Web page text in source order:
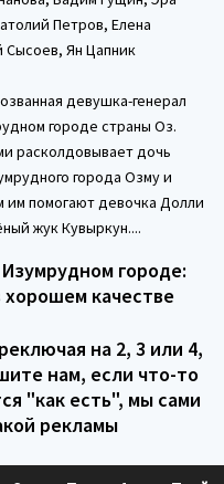
Петров, Елена
Сысоев, Ян Цапник
девушка-генерал
городе страны Оз.
расколдовывает дочь
города Озму и
им помогают девочка Долли
жук Кувыркун....
городе:
качестве
на 2, 3 или 4,
нам, если что-то
"как есть", мы сами
рекламы